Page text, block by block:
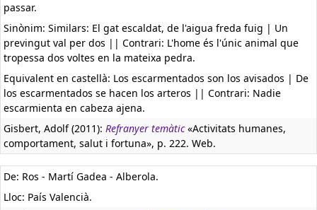
passar.
Sinònim: Similars: El gat escaldat, de l'aigua freda fuig | Un
previngut val per dos || Contrari: L'home és l'únic animal que
tropessa dos voltes en la mateixa pedra.
Equivalent en castellà: Los escarmentados son los avisados | De
los escarmentados se hacen los arteros || Contrari: Nadie
escarmienta en cabeza ajena.
Gisbert, Adolf (2011): Refranyer temàtic«Activitats humanes,
comportament, salut i fortuna», p. 222. Web.
De: Ros - Martí Gadea - Alberola.
Lloc: País Valencià.